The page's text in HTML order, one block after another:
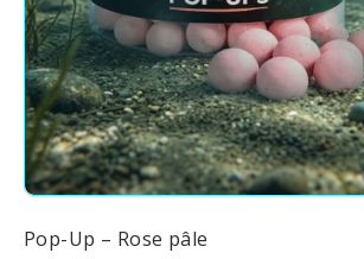
Pop-Up – Rose pâle